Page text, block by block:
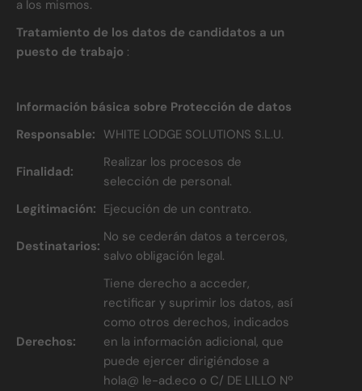
a los mismos.
Tratamiento de los datos de candidatos a un
puesto de trabajo :
Información básica sobre Protección de datos
Responsable: WHITE LODGE SOLUTIONS S.L.U.
Finalidad:
Realizar los procesos de
selección de personal.
Legitimación: Ejecución de un contrato.
Destinatarios:
No se cederán datos a terceros,
salvo obligación legal.
Derechos:
Tiene derecho a acceder,
rectificar y suprimir los datos, así
como otros derechos, indicados
en la información adicional, que
puede ejercer dirigiéndose a
hola@ le-ad.eco o C/ DE LILLO Nº